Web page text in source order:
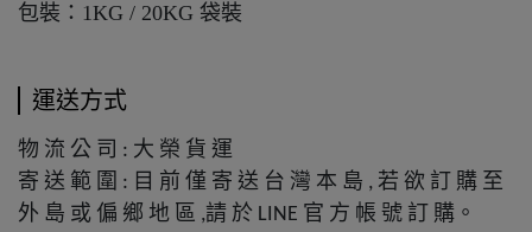
包裝：1KG / 20KG 袋裝
運送方式
物 流 公 司 : 大 榮 貨 運
寄 送 範 圍 : 目 前 僅 寄 送 台 灣 本 島 , 若 欲 訂 購 至
外 島 或 偏 鄉 地 區 ,請 於 LINE 官 方 帳 號 訂 購。